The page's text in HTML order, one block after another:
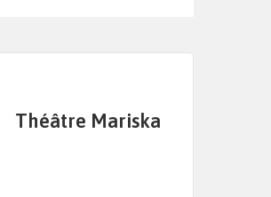
Théâtre Mariska